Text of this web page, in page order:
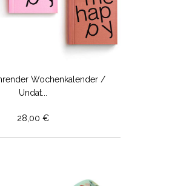
Wochenkalender /
Undat...
28,00 €